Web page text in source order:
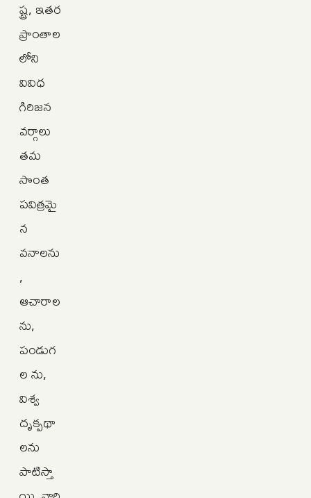
ష్ట్ర, ఇతర
ప్రాంతాల
లోని
వివిధ
గిరిజన
వర్గాలు
తమ
సొంత
పవిత్రమై
న
వనాలను
,
ఆచారాల
ను,
పండుగ
ల ను,
విశ్వ
దృక్పథా
లను
పాటిస్తా